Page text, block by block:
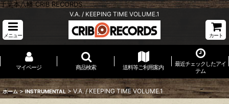
千葉本八幡 CRIB RECORDS
V.A. / KEEPING TIME VOLUME.1
メニュー カート
マイページ 商品検索 送料等ご利用案内
最近チェックしたアイ
テム
ホーム > INSTRUMENTAL > V.A. / KEEPING TIME VOLUME.1